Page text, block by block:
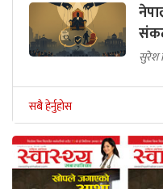
सुरेश
सबै हेर्नुहोस